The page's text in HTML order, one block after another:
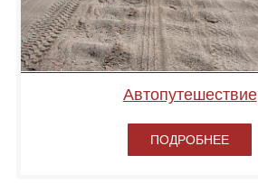
Автопутешествие
ПОДРОБНЕЕ